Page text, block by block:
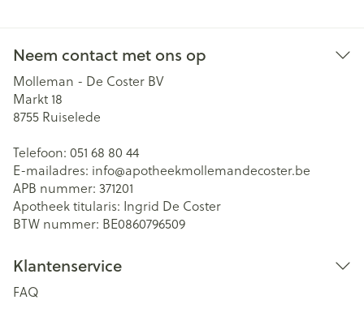
Neem contact met ons op
Molleman - De Coster BV
Markt 18
8755 Ruiselede
Telefoon: 051 68 80 44
E-mailadres: info@apotheekmollemandecoster.be
APB nummer: 371201
Apotheek titularis: Ingrid De Coster
BTW nummer: BE0860796509
Klantenservice
FAQ